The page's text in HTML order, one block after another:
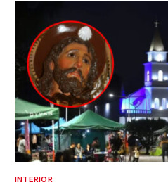
INTERIOR